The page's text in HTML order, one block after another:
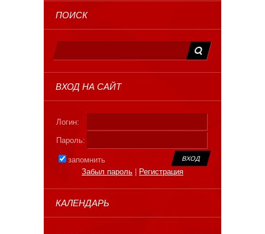
ПОИСК
ВХОД НА САЙТ
Логин:
Пароль:
запомнить
Забыл пароль
Регистрация
КАЛЕНДАРЬ